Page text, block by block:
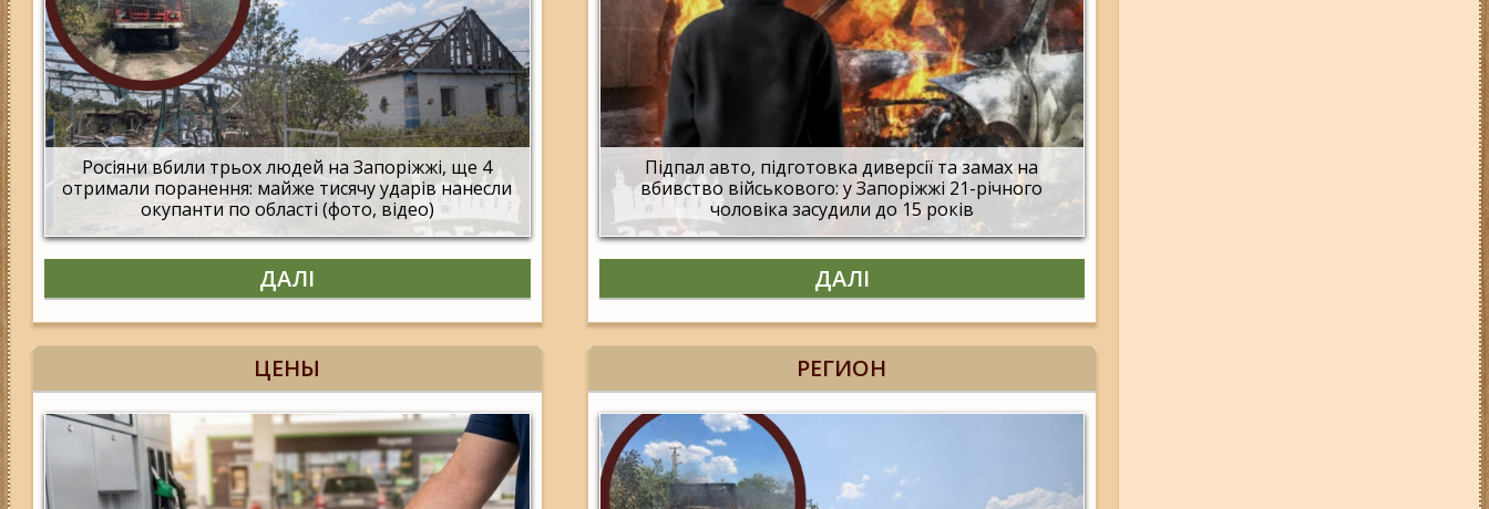
Росіяни вбили трьох людей на Запоріжжі, ще 4
отримали поранення: майже тисячу ударів нанесли
окупанти по області (фото, відео)
ДАЛІ
Підпал авто, підготовка диверсії та замах на
вбивство військового: у Запоріжжі 21-річного
чоловіка засудили до 15 років
ДАЛІ
ЦЕНЫ РЕГИОН